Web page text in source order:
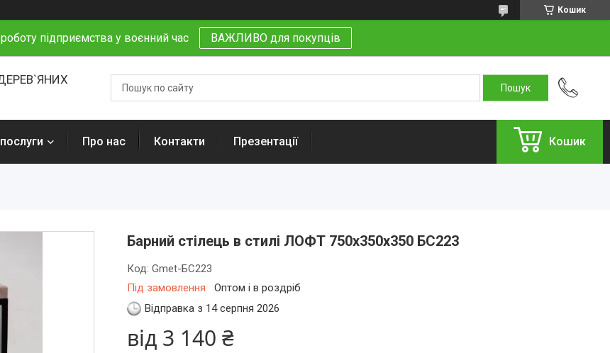
Кошик
підприємства у воєнний час ВАЖЛИВО для покупців
Про нас Контакти Презентації Кошик
Барний стілець в стилі ЛОФТ 750х350х350 БС223
Під замовлення Оптом і в роздріб
Код: Gmet-БС223
Відправка з 14 серпня 2026
від 3 140 ₴